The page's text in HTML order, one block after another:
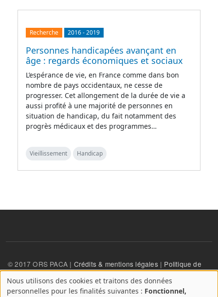
Recherche 2016-2019
Personnes handicapées avançant en
âge : regards économiques et sociaux
L’espérance de vie, en France comme dans bon
nombre de pays occidentaux, ne cesse de
progresser. Cet allongement de la durée de vie a
aussi profité à une majorité de personnes en
situation de handicap, du fait notamment des
progrès médicaux et des programmes…
Vieillissement Handicap
© 2017 ORS PACA | Crédits & mentions légales| Politique de
confidentialité
A
Nous utilisons des cookies et traitons des données
personnelles pour les finalités suivantes : Fonctionnel,